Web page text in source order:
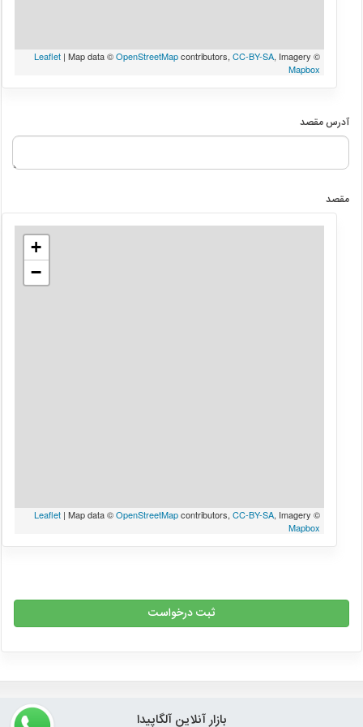
Leaflet | Map data ©OpenStreetMapcontributors, CC-BY-SA, Imagery ©
Mapbox
آدرس مقصد
مقصد
+
−
Leaflet | Map data ©OpenStreetMapcontributors, CC-BY-SA, Imagery ©
Mapbox
ثبت درخواست
بازار آنلاین آلگاپیدا